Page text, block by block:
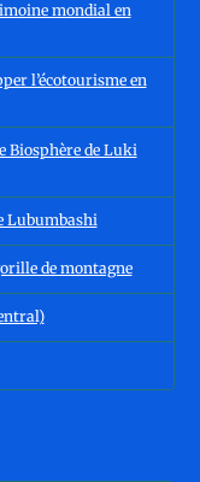
mondial en
l’écotourisme en
Biosphère de Luki
Lubumbashi
de montagne